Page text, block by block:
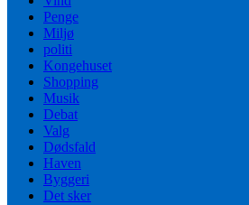
Penge
Miljø
politi
Kongehuset
Shopping
Musik
Debat
Valg
Dødsfald
Haven
Byggeri
Det sker